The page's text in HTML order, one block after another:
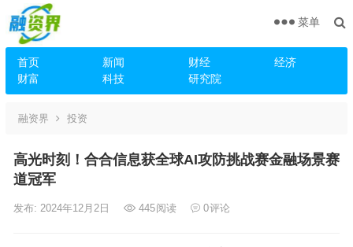
首页 新闻 财经
经济
财富
科技 研究院
菜单
融资界 投资
高光时刻！合合信息获全球AI攻防挑战赛金融场景赛
道冠军
发布: 2024年12月2日 445阅读 0评论